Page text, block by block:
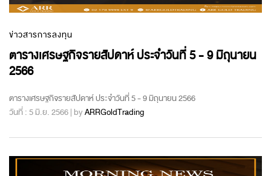
ข่าวสารการลงทุน
ตารางเศรษฐกิจรายสัปดาห์ ประจำวันที่ 5 - 9 มิถุนายน
2566
ตารางเศรษฐกิจรายสัปดาห์ ประจำวันที่ 5 - 9 มิถุนายน 2566
วันที่ : 5 มิ.ย. 2566 | byARRGoldTrading